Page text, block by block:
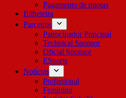
Pagamento de quotas
Bilheteira
Parceiros
Patrocinador Principal
Technical Sponsor
Oficial Sponsor
ESports
Notícias
Profissional
Feminino